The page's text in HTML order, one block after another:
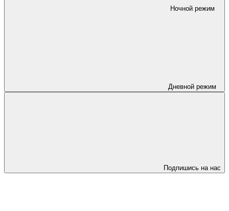
Ночной режим
Дневной режим
Подпишись на нас